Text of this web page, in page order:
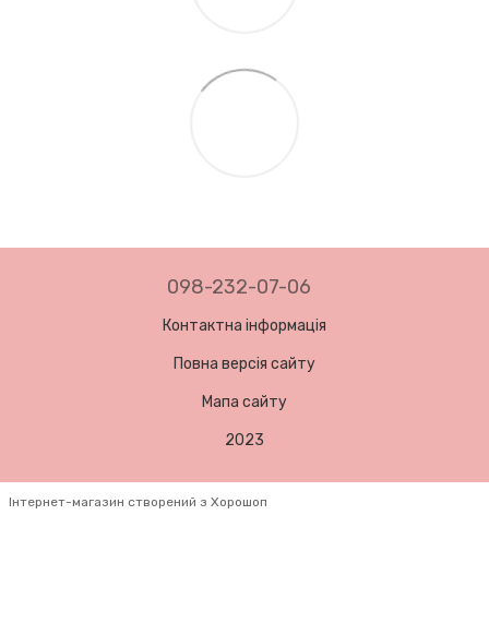
098-232-07-06
Контактна інформація
Повна версія сайту
Мапа сайту
2023
Інтернет-магазин створений з Хорошоп